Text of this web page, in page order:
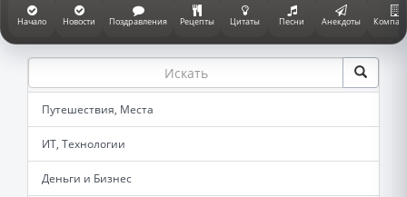
Начало Новости Поздравления Рецепты Цитаты Песни Анекдоты
Путешествия, Места
ИТ, Технологии
Деньги и Бизнес